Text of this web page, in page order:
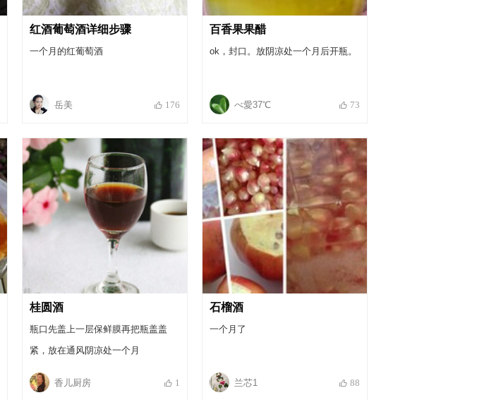
红酒葡萄酒详细步骤
一个月的红葡萄酒
岳美 176
百香果果醋
ok，封口。放阴凉处一个月后开瓶。
べ愛37℃ 73
桂圆酒
瓶口先盖上一层保鲜膜再把瓶盖盖
紧，放在通风阴凉处一个月
香儿厨房 1
石榴酒
一个月了
兰芯1 88